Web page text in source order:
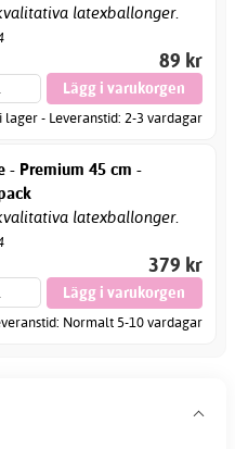
latexballonger.
89 kr
lager - Leveranstid: 2-3 vardagar
- Premium 45 cm -
latexballonger.
379 kr
Normalt 5-10 vardagar